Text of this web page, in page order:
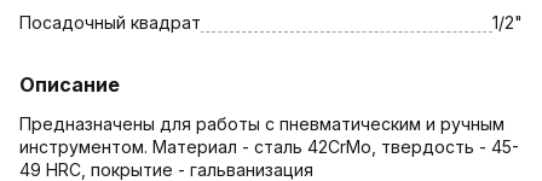
Посадочный квадрат 1/2"
Описание
Предназначены для работы с пневматическим и ручным
инструментом. Материал - сталь 42CrMo, твердость - 45-
49 HRC, покрытие - гальванизация